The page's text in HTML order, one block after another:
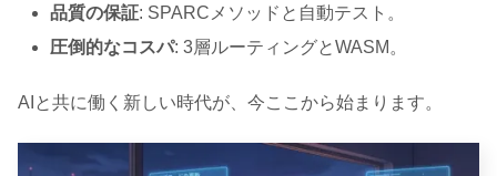
品質の保証: SPARCメソッドと自動テスト。
圧倒的なコスパ: 3層ルーティングとWASM。
AIと共に働く新しい時代が、今ここから始まります。